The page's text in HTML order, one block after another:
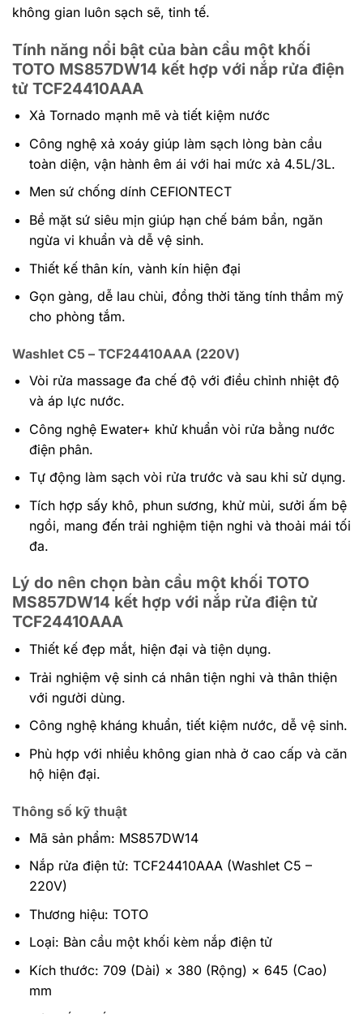
không gian luôn sạch sẽ, tinh tế.
Tính năng nổi bật của bàn cầu một khối
TOTO MS857DW14 kết hợp với nắp rửa điện
tử TCF24410AAA
Xả Tornado mạnh mẽ và tiết kiệm nước
Công nghệ xả xoáy giúp làm sạch lòng bàn cầu
toàn diện, vận hành êm ái với hai mức xả 4.5L/3L.
Men sứ chống dính CEFIONTECT
Bề mặt sứ siêu mịn giúp hạn chế bám bẩn, ngăn
ngừa vi khuẩn và dễ vệ sinh.
Thiết kế thân kín, vành kín hiện đại
Gọn gàng, dễ lau chùi, đồng thời tăng tính thẩm mỹ
cho phòng tắm.
Washlet C5 – TCF24410AAA (220V)
Vòi rửa massage đa chế độ với điều chỉnh nhiệt độ
và áp lực nước.
Công nghệ Ewater+ khử khuẩn vòi rửa bằng nước
điện phân.
Tự động làm sạch vòi rửa trước và sau khi sử dụng.
Tích hợp sấy khô, phun sương, khử mùi, sưởi ấm bệ
ngồi, mang đến trải nghiệm tiện nghi và thoải mái tối
đa.
Lý do nên chọn bàn cầu một khối TOTO
MS857DW14 kết hợp với nắp rửa điện tử
TCF24410AAA
Thiết kế đẹp mắt, hiện đại và tiện dụng.
Trải nghiệm vệ sinh cá nhân tiện nghi và thân thiện
với người dùng.
Công nghệ kháng khuẩn, tiết kiệm nước, dễ vệ sinh.
Phù hợp với nhiều không gian nhà ở cao cấp và căn
hộ hiện đại.
Thông số kỹ thuật
Mã sản phẩm: MS857DW14
Nắp rửa điện tử: TCF24410AAA (Washlet C5 –
220V)
Thương hiệu: TOTO
Loại: Bàn cầu một khối kèm nắp điện tử
Kích thước: 709 (Dài) × 380 (Rộng) × 645 (Cao)
mm